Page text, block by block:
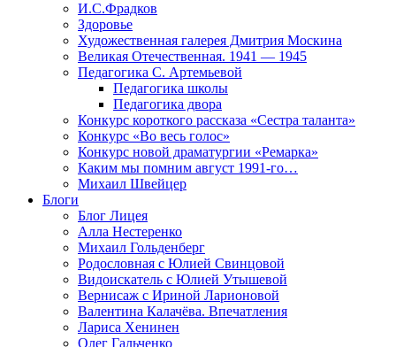
И.С.Фрадков
Здоровье
Художественная галерея Дмитрия Москина
Великая Отечественная. 1941 — 1945
Педагогика С. Артемьевой
Педагогика школы
Педагогика двора
Конкурс короткого рассказа «Сестра таланта»
Конкурс «Во весь голос»
Конкурс новой драматургии «Ремарка»
Каким мы помним август 1991-го…
Михаил Швейцер
Блоги
Блог Лицея
Алла Нестеренко
Михаил Гольденберг
Родословная с Юлией Свинцовой
Видоискатель с Юлией Утышевой
Вернисаж с Ириной Ларионовой
Валентина Калачёва. Впечатления
Лариса Хенинен
Олег Гальченко